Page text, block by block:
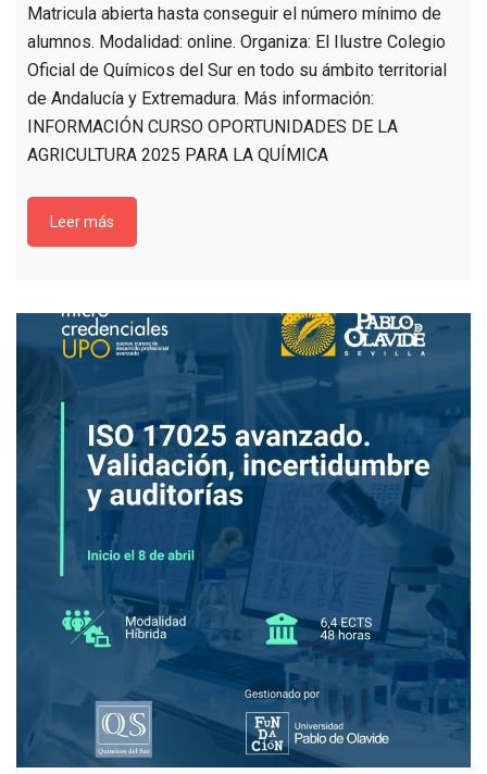
Matricula abierta hasta conseguir el número mínimo de
alumnos. Modalidad: online. Organiza: El Ilustre Colegio
Oficial de Químicos del Sur en todo su ámbito territorial
de Andalucía y Extremadura. Más información:
INFORMACIÓN CURSO OPORTUNIDADES DE LA
AGRICULTURA 2025 PARA LA QUÍMICA
Leer más